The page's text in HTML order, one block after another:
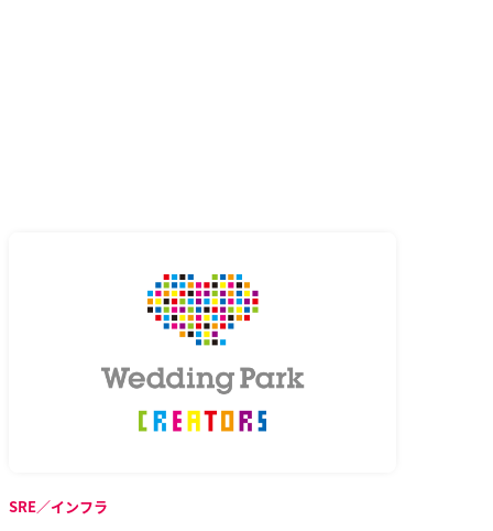
SRE／インフラ